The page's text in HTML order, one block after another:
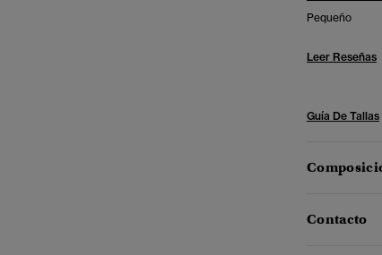
Pequeño
Leer Reseñas
Guía De Tallas
Contacto